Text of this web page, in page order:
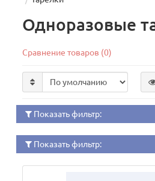
Одноразовые
Сравнение товаров (0)
Показать фильтр:
Показать фильтр: